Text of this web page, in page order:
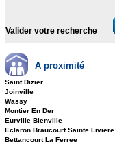
Valider votre recherche
A proximité
Saint Dizier
Joinville
Wassy
Montier En Der
Eurville Bienville
Eclaron Braucourt Sainte Liviere
Bettancourt La Ferree